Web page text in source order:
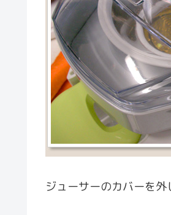
ジューサーのカバーを外